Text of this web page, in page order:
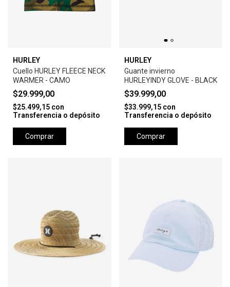
HURLEY
Cuello HURLEY FLEECE NECK
WARMER - CAMO
$29.999,00
$25.499,15 con
Transferencia o depósito
Comprar
HURLEY
Guante invierno
HURLEYINDY GLOVE - BLACK
$39.999,00
$33.999,15 con
Transferencia o depósito
Comprar